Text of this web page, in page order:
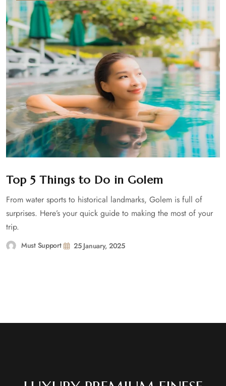
Top 5 Things to Do in Golem
From water sports to historical landmarks, Golem is full of
surprises. Here’s your quick guide to making the most of your
trip.
Must Support 25 January, 2025